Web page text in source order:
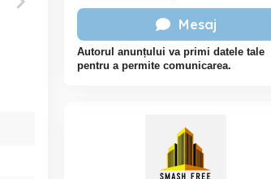
Mesaj
Autorul anunțului va primi datele tale
pentru a permite comunicarea.